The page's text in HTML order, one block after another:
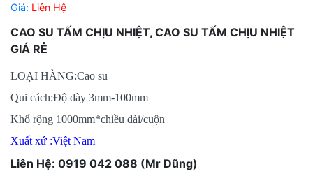
Giá: Liên Hệ
CAO SU TẤM CHỊU NHIỆT, CAO SU TẤM CHỊU NHIỆT
GIÁ RẺ
LOẠI HÀNG:Cao su
Qui cách:Độ dày 3mm-100mm
Khổ rộng 1000mm*chiều dài/cuộn
Xuất xứ :Việt Nam
Liên Hệ: 0919 042 088 (Mr Dũng)